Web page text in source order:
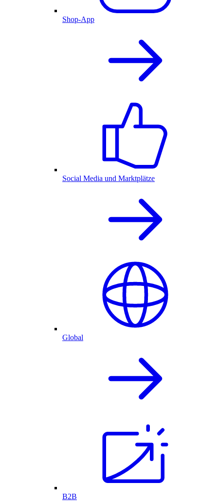
Shop-App
Social Media und Marktplätze
Global
B2B